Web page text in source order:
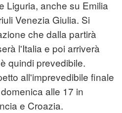
Liguria, anche su Emilia
Venezia Giulia. Si
che dalla partirà
l'Italia e poi arriverà
quindi prevedibile.
all'imprevedibile finale
alle 17 in
e Croazia.